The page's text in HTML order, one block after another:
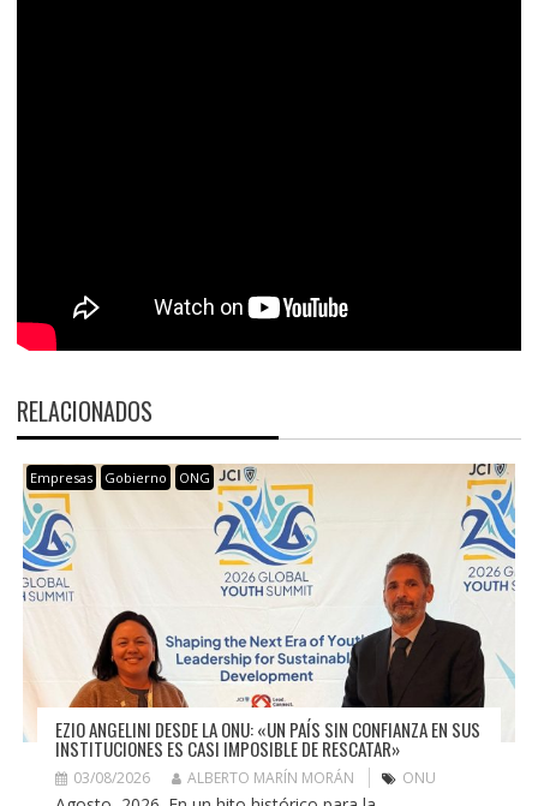
RELACIONADOS
Empresas Gobierno ONG
EZIO ANGELINI DESDE LA ONU: «UN PAÍS SIN CONFIANZA EN SUS
INSTITUCIONES ES CASI IMPOSIBLE DE RESCATAR»
03/08/2026 ALBERTO MARÍN MORÁN ONU